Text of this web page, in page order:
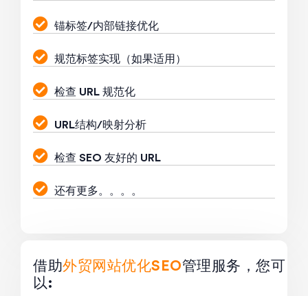
锚标签/内部链接优化
规范标签实现（如果适用）
检查 URL 规范化
URL结构/映射分析
检查 SEO 友好的 URL
还有更多。。。。
借助外贸网站优化SEO管理服务，您可
以: